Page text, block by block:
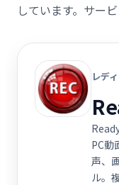
しています。サー
レデ
PC動
声、
ル。